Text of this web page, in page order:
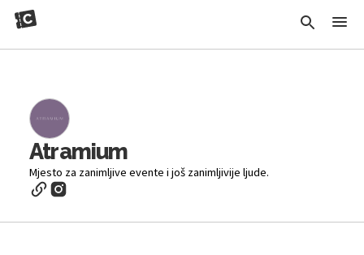
Atramium
Mjesto za zanimljive evente i još zanimljivije ljude.